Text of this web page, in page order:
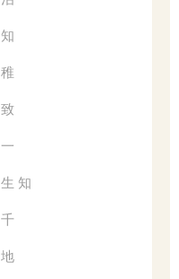
知
稚
致
一
生 知
千
地